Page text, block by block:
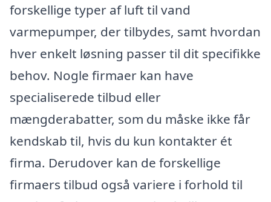
forskellige typer af luft til vand
varmepumper, der tilbydes, samt hvordan
hver enkelt løsning passer til dit specifikke
behov. Nogle firmaer kan have
specialiserede tilbud eller
mængderabatter, som du måske ikke får
kendskab til, hvis du kun kontakter ét
firma. Derudover kan de forskellige
firmaers tilbud også variere i forhold til